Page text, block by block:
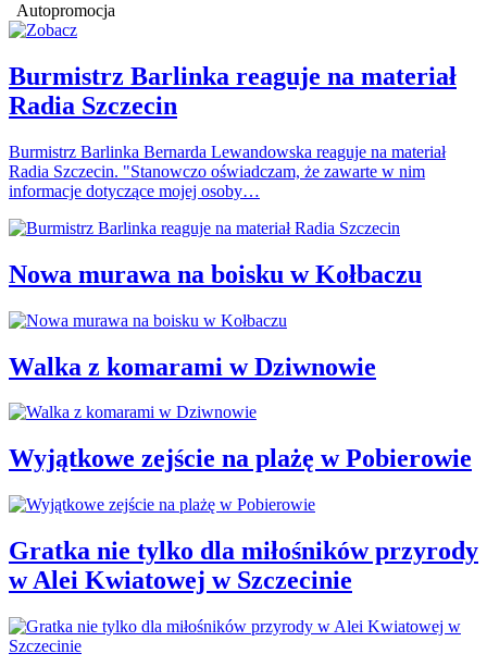
Autopromocja
Burmistrz Barlinka reaguje na materiał
Radia Szczecin
Burmistrz Barlinka Bernarda Lewandowska reaguje na materiał
Radia Szczecin. "Stanowczo oświadczam, że zawarte w nim
informacje dotyczące mojej osoby…
Nowa murawa na boisku w Kołbaczu
Walka z komarami w Dziwnowie
Wyjątkowe zejście na plażę w Pobierowie
Gratka nie tylko dla miłośników przyrody
w Alei Kwiatowej w Szczecinie